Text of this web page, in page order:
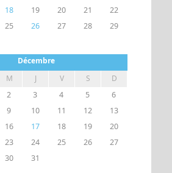
18 19 20 21
22
25 26 27 28
29
Décembre
M J V S
D
2 3 4 5
6
9 10 11 12
13
16 17 18 19
20
23 24 25 26
27
30 31